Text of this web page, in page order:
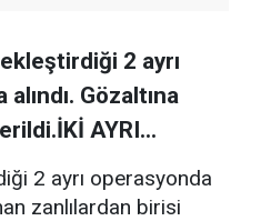
2 ayrı
Gözaltına
AYRI...
2 ayrı operasyonda
zanlılardan birisi